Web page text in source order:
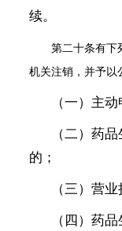
续。
第二十条有下
机关注销，并予以
（一）主
（二）药
的；
（三）营
（四）药